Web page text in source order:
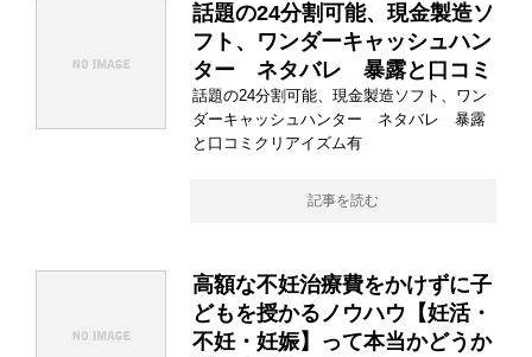
話題の24分割可能、現金製造ソ
フト、ワンダーキャッシュハン
ター ネタバレ 暴露と口コミ
話題の24分割可能、現金製造ソフト、ワン
ダーキャッシュハンター ネタバレ 暴露
と口コミクリアイズム有
記事を読む
高額な不妊治療費をかけずに子
どもを授かるノウハウ【妊活・
不妊・妊娠】って本当かどうか